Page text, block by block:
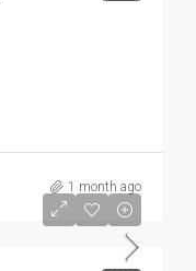
1 month ago